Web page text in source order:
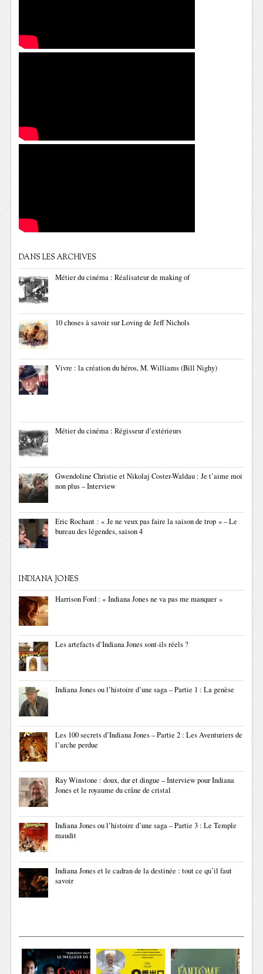
DANS LES ARCHIVES
Métier du cinéma : Réalisateur de making of
10 choses à savoir sur Loving de Jeff Nichols
Vivre : la création du héros, M. Williams (Bill Nighy)
Métier du cinéma : Régisseur d’extérieurs
Gwendoline Christie et Nikolaj Coster-Waldau : Je t’aime moi
non plus – Interview
Eric Rochant : « Je ne veux pas faire la saison de trop » – Le
bureau des légendes, saison 4
INDIANA JONES
Harrison Ford : « Indiana Jones ne va pas me manquer »
Les artefacts d’Indiana Jones sont-ils réels ?
Indiana Jones ou l’histoire d’une saga – Partie 1 : La genèse
Les 100 secrets d’Indiana Jones – Partie 2 : Les Aventuriers de
l’arche perdue
Ray Winstone : doux, dur et dingue – Interview pour Indiana
Jones et le royaume du crâne de cristal
Indiana Jones ou l’histoire d’une saga – Partie 3 : Le Temple
maudit
Indiana Jones et le cadran de la destinée : tout ce qu’il faut
savoir